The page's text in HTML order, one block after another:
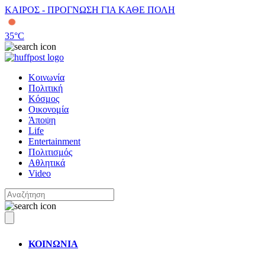
ΚΑΙΡΟΣ - ΠΡΟΓΝΩΣΗ ΓΙΑ ΚΑΘΕ ΠΟΛΗ
35°C
Κοινωνία
Πολιτική
Κόσμος
Οικονομία
Άποψη
Life
Entertainment
Πολιτισμός
Αθλητικά
Video
ΚΟΙΝΩΝΙΑ